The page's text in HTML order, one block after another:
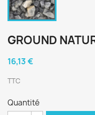
GROUND
16,13 €
TTC
Quantité